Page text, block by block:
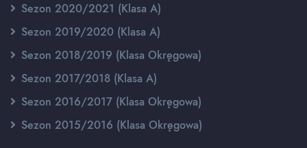
Sezon 2020/2021 (Klasa A)
Sezon 2019/2020 (Klasa A)
Sezon 2018/2019 (Klasa Okręgowa)
Sezon 2017/2018 (Klasa A)
Sezon 2016/2017 (Klasa Okręgowa)
Sezon 2015/2016 (Klasa Okręgowa)